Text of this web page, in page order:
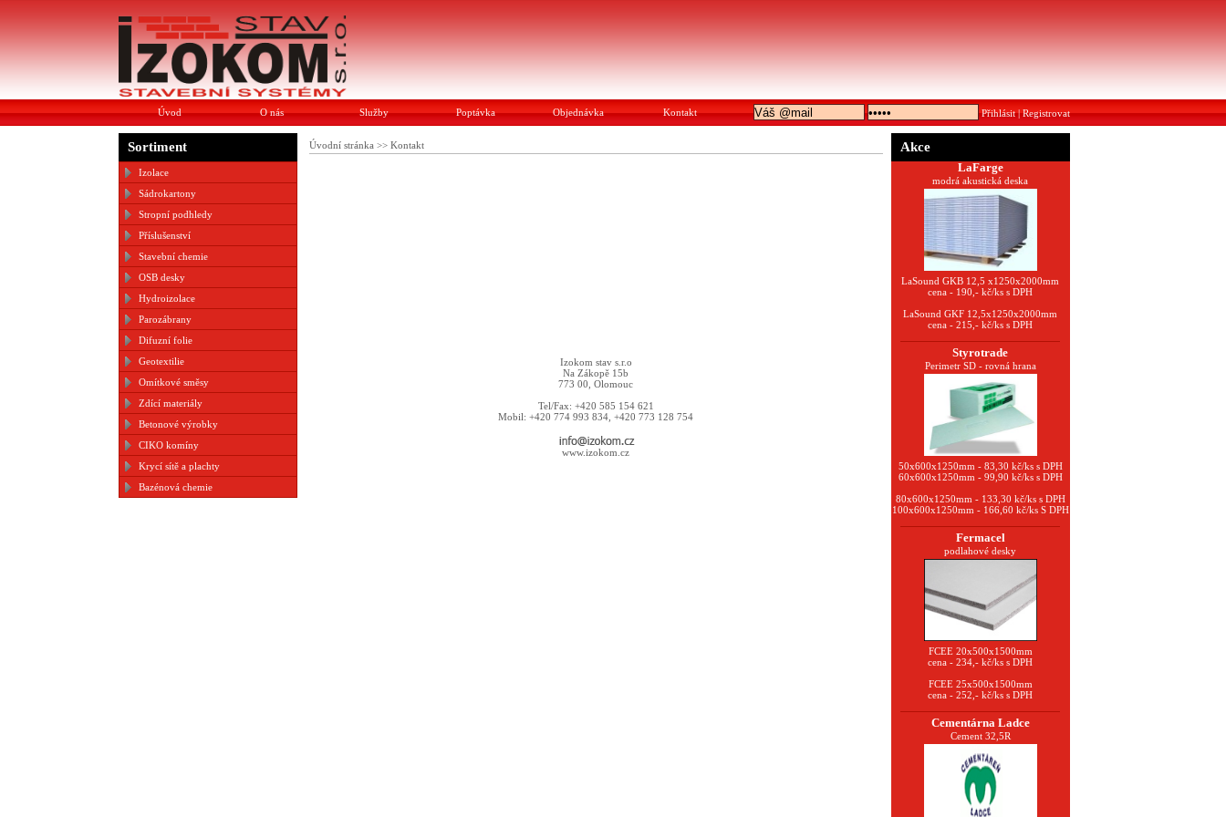
Úvod O nás Služby Poptávka Objednávka Kontakt Přihlásit|Registrovat
Sortiment
Izolace
Sádrokartony
Stropní podhledy
Příslušenství
Stavební chemie
OSB desky
Hydroizolace
Parozábrany
Difuzní folie
Geotextilie
Omítkové směsy
Zdící materiály
Betonové výrobky
CIKO komíny
Krycí sítě a plachty
Bazénová chemie
Úvodní stránka >> Kontakt
Izokom stav s.r.o
Na Zákopě 15b
773 00, Olomouc
Tel/Fax: +420 585 154 621
Mobil: +420 774 993 834, +420 773 128 754
www.izokom.cz
Akce
LaFarge
modrá akustická deska
LaSound GKB 12,5 x1250x2000mm
cena - 190,- kč/ks s DPH
LaSound GKF 12,5x1250x2000mm
cena - 215,- kč/ks s DPH
Styrotrade
Perimetr SD - rovná hrana
50x600x1250mm - 83,30 kč/ks s DPH
60x600x1250mm - 99,90 kč/ks s DPH
80x600x1250mm - 133,30 kč/ks s DPH
100x600x1250mm - 166,60 kč/ks S DPH
Fermacel
podlahové desky
FCEE 20x500x1500mm
cena - 234,- kč/ks s DPH
FCEE 25x500x1500mm
cena - 252,- kč/ks s DPH
Cementárna Ladce
Cement 32,5R